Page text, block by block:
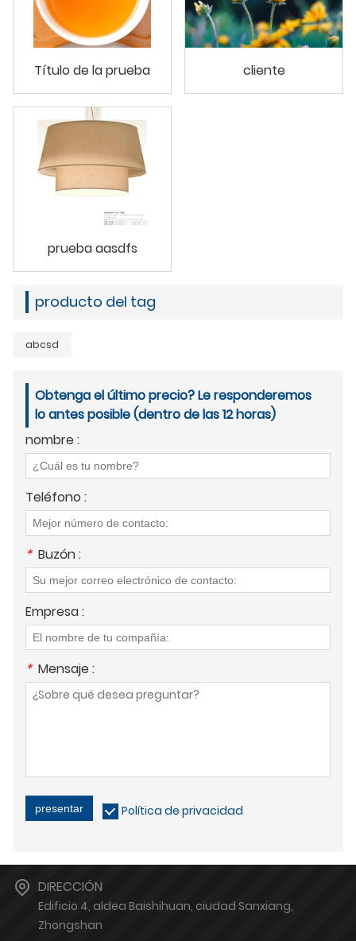
Título de la prueba cliente
prueba aasdfs
producto del tag
abcsd
Obtenga el último precio? Le responderemos
lo antes posible (dentro de las 12 horas)
nombre :
Teléfono :
* Buzón :
Empresa :
* Mensaje :
presentar Política de privacidad
DIRECCIÓN
Edificio 4, aldea Baishihuan, ciudad Sanxiang,
Zhongshan